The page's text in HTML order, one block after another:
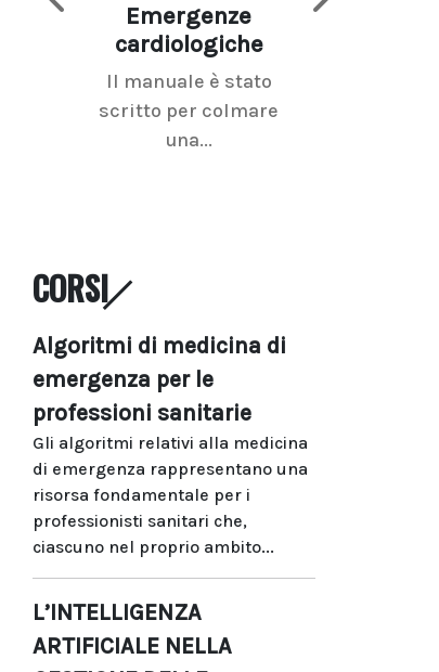
Emergenze
cardiologiche
Il manuale è stato
scritto per colmare
una...
CORSI
Algoritmi di medicina di
emergenza per le
professioni sanitarie
Gli algoritmi relativi alla medicina
di emergenza rappresentano una
risorsa fondamentale per i
professionisti sanitari che,
ciascuno nel proprio ambito...
L’INTELLIGENZA
ARTIFICIALE NELLA